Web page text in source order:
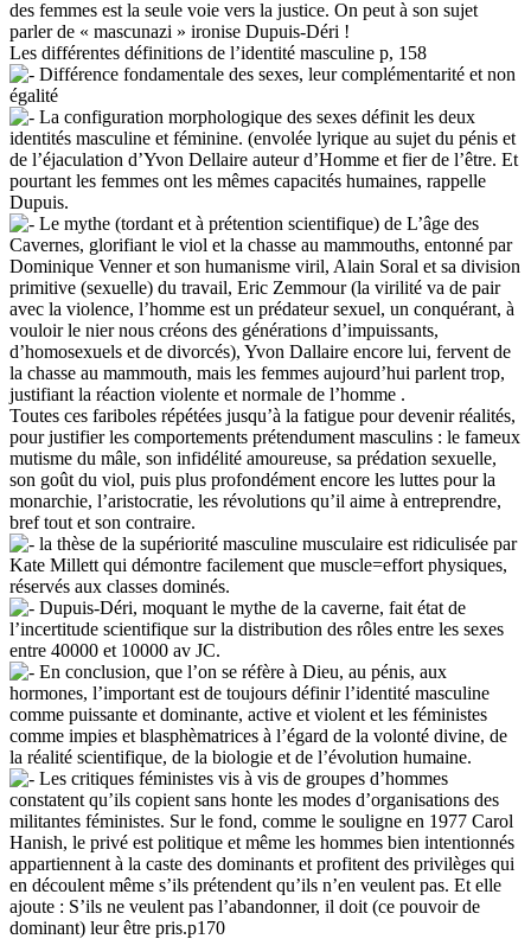
des femmes est la seule voie vers la justice. On peut à son sujet
parler de « mascunazi » ironise Dupuis-Déri !
Les différentes définitions de l’identité masculine p, 158
Différence fondamentale des sexes, leur complémentarité et non
égalité
La configuration morphologique des sexes définit les deux
identités masculine et féminine. (envolée lyrique au sujet du pénis et
de l’éjaculation d’Yvon Dellaire auteur d’Homme et fier de l’être. Et
pourtant les femmes ont les mêmes capacités humaines, rappelle
Dupuis.
Le mythe (tordant et à prétention scientifique) de L’âge des
Cavernes, glorifiant le viol et la chasse au mammouths, entonné par
Dominique Venner et son humanisme viril, Alain Soral et sa division
primitive (sexuelle) du travail, Eric Zemmour (la virilité va de pair
avec la violence, l’homme est un prédateur sexuel, un conquérant, à
vouloir le nier nous créons des générations d’impuissants,
d’homosexuels et de divorcés), Yvon Dallaire encore lui, fervent de
la chasse au mammouth, mais les femmes aujourd’hui parlent trop,
justifiant la réaction violente et normale de l’homme .
Toutes ces fariboles répétées jusqu’à la fatigue pour devenir réalités,
pour justifier les comportements prétendument masculins : le fameux
mutisme du mâle, son infidélité amoureuse, sa prédation sexuelle,
son goût du viol, puis plus profondément encore les luttes pour la
monarchie, l’aristocratie, les révolutions qu’il aime à entreprendre,
bref tout et son contraire.
la thèse de la supériorité masculine musculaire est ridiculisée par
Kate Millett qui démontre facilement que muscle=effort physiques,
réservés aux classes dominés.
Dupuis-Déri, moquant le mythe de la caverne, fait état de
l’incertitude scientifique sur la distribution des rôles entre les sexes
entre 40000 et 10000 av JC.
En conclusion, que l’on se réfère à Dieu, au pénis, aux
hormones, l’important est de toujours définir l’identité masculine
comme puissante et dominante, active et violent et les féministes
comme impies et blasphèmatrices à l’égard de la volonté divine, de
la réalité scientifique, de la biologie et de l’évolution humaine.
Les critiques féministes vis à vis de groupes d’hommes
constatent qu’ils copient sans honte les modes d’organisations des
militantes féministes. Sur le fond, comme le souligne en 1977 Carol
Hanish, le privé est politique et même les hommes bien intentionnés
appartiennent à la caste des dominants et profitent des privilèges qui
en découlent même s’ils prétendent qu’ils n’en veulent pas. Et elle
ajoute : S’ils ne veulent pas l’abandonner, il doit (ce pouvoir de
dominant) leur être pris.p170